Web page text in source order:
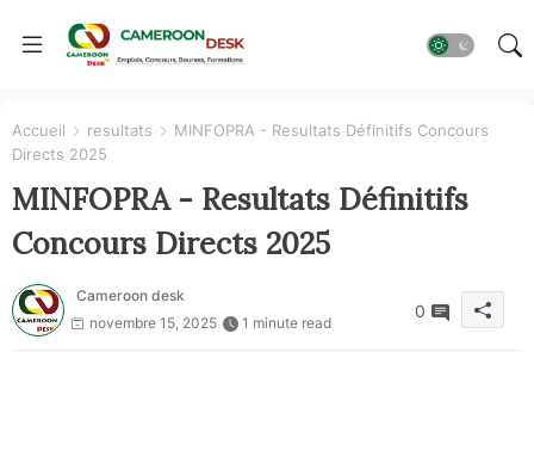
Accueil resultats
MINFOPRA - Resultats Définitifs Concours
Directs 2025
MINFOPRA - Resultats Définitifs
Concours Directs 2025
Cameroon desk
novembre 15, 2025
1 minute read
0